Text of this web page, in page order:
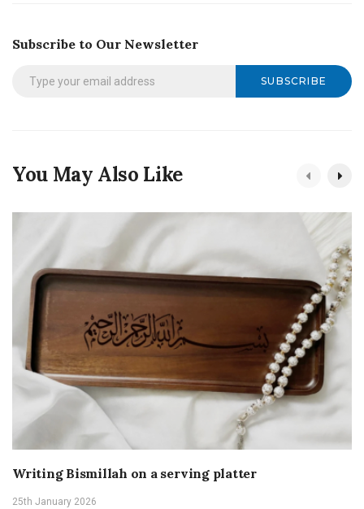
Subscribe to Our Newsletter
SUBSCRIBE
You May Also Like
Writing Bismillah on a serving platter
25th January 2026